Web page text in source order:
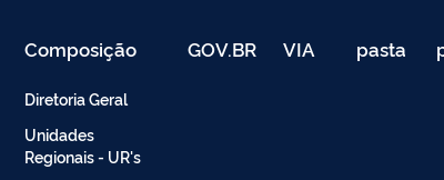
Composição
Diretoria Geral
Unidades
Regionais - UR's
GOV.BR VIA pasta
de